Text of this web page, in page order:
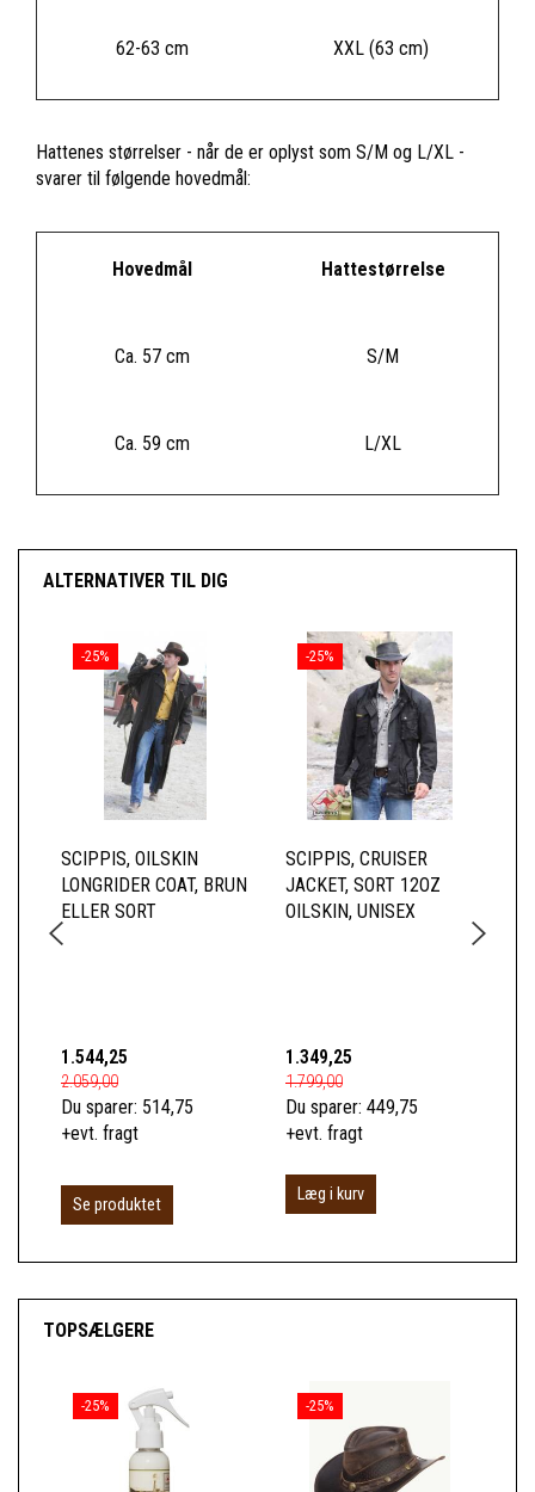
62-63 cm XXL (63 cm)
Hattenes størrelser - når de er oplyst som S/M og L/XL -
svarer til følgende hovedmål:
Hovedmål Hattestørrelse
Ca. 57 cm S/M
Ca. 59 cm L/XL
ALTERNATIVER TIL DIG
-25%
SCIPPIS, OILSKIN
LONGRIDER COAT, BRUN
ELLER SORT
1.544,25
2.059,00
Du sparer: 514,75
+evt. fragt
Se produktet
-25%
SCIPPIS, CRUISER
JACKET, SORT 12OZ
OILSKIN, UNISEX
1.349,25
1.799,00
Du sparer: 449,75
+evt. fragt
Læg i kurv
TOPSÆLGERE
-25% -25%